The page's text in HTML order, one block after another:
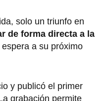
solo un triunfo en
de forma directa a la
a su próximo
y publicó el primer
grabación permite